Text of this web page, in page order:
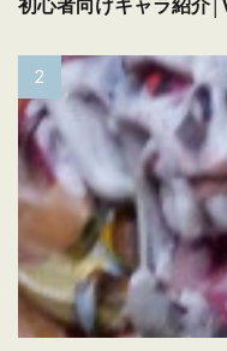
初心者向けキャラ紹介